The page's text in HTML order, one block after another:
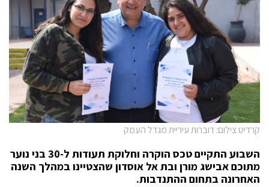
קרדיט צילום: דוברות עיריית מגדל העמק
השבוע התקיים טכס הוקרה וחלוקת תעודות ל-30 בני נוער
מתוכם אבישג מורן ובת אל אוסדון שהצטיינו במהלך השנה
האחרונה בתחום ההתנדבות.